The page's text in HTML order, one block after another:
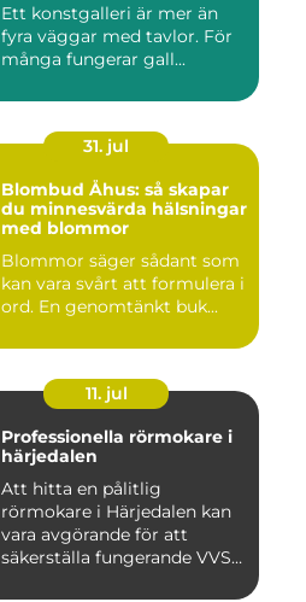
Ett konstgalleri är mer än
fyra väggar med tavlor. För
många fungerar gall...
31. jul
Blombud Åhus: så skapar
du minnesvärda hälsningar
med blommor
Blommor säger sådant som
kan vara svårt att formulera i
ord. En genomtänkt buk...
11. jul
Professionella rörmokare i
härjedalen
Att hitta en pålitlig
rörmokare i Härjedalen kan
vara avgörande för att
säkerställa fungerande VVS-